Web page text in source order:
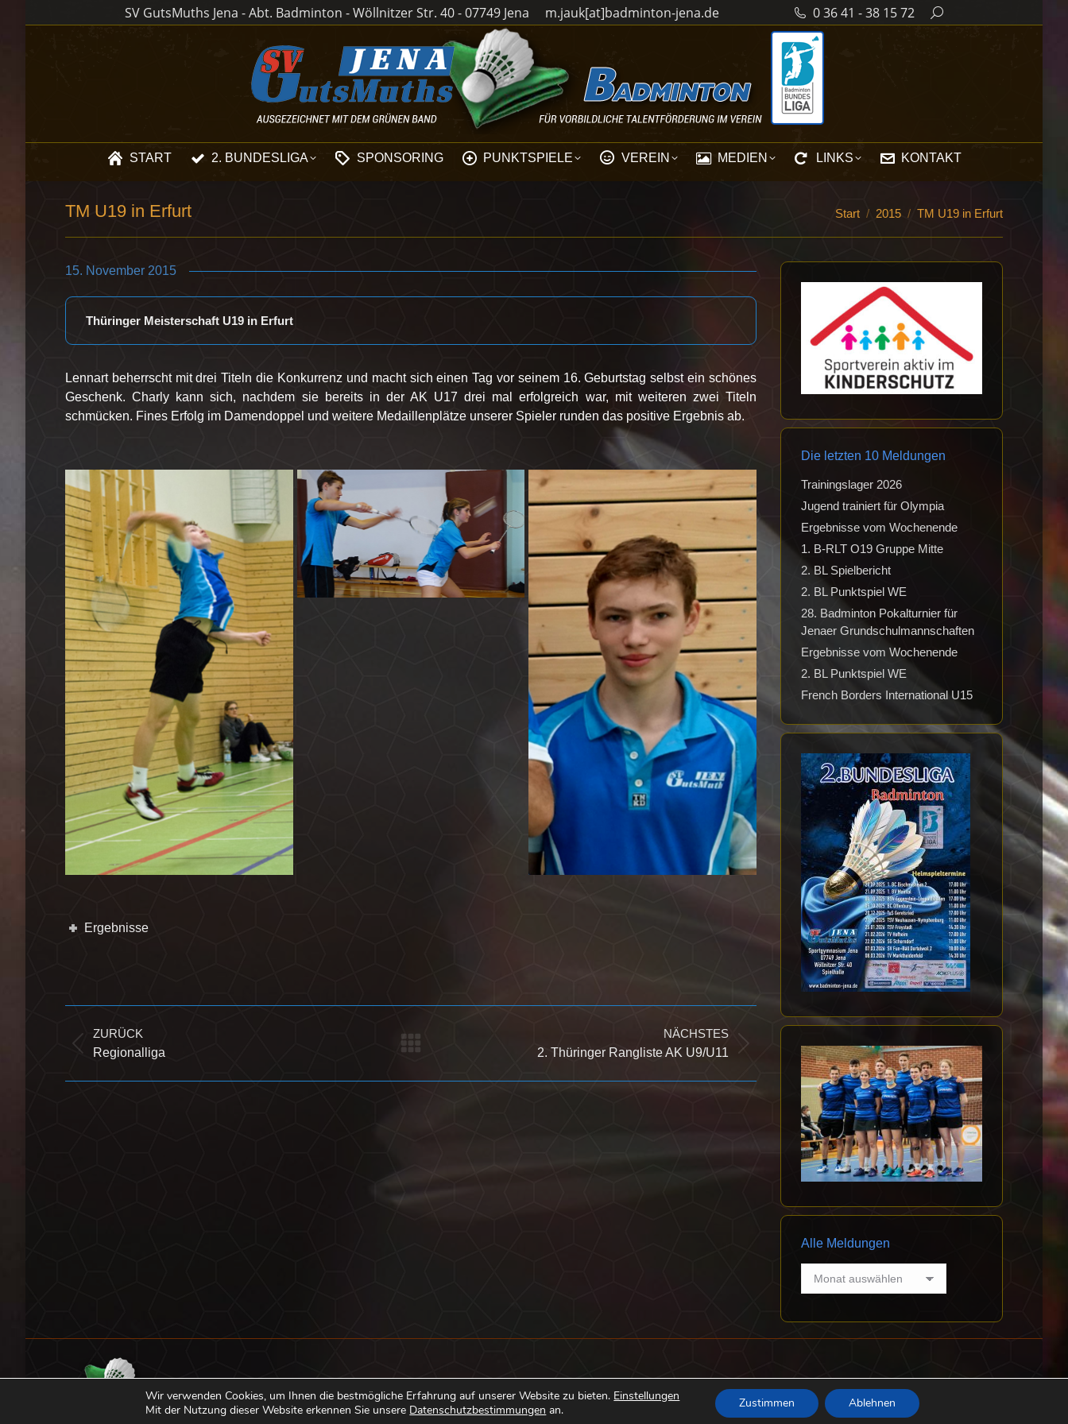
SV GutsMuths Jena - Abt. Badminton - Wöllnitzer Str. 40 - 07749 Jena m.jauk[at]badminton-jena.de 0 36 41 - 38 15 72 Search:
START 2. BUNDESLIGA SPONSORING PUNKTSPIELE VEREIN MEDIEN LINKS KONTAKT
TM U19 in Erfurt Sie befinden sich hier:
Start 2015 TM U19 in Erfurt
15. November 2015
Thüringer Meisterschaft U19 in Erfurt
Lennart beherrscht mit drei Titeln die Konkurrenz und macht sich einen Tag vor seinem 16. Geburtstag selbst ein schönes
Geschenk. Charly kann sich, nachdem sie bereits in der AK U17 drei mal erfolgreich war, mit weiteren zwei Titeln
schmücken. Fines Erfolg im Damendoppel und weitere Medaillenplätze unserer Spieler runden das positive Ergebnis ab.
Ergebnisse
ZURÜCK
Vorheriger
Regionalliga
NÄCHSTES
2. Thüringer Rangliste AK U9/U11
Die letzten 10 Meldungen
Trainingslager 2026
Jugend trainiert für Olympia
Ergebnisse vom Wochenende
1. B-RLT O19 Gruppe Mitte
2. BL Spielbericht
2. BL Punktspiel WE
28. Badminton Pokalturnier für
Jenaer Grundschulmannschaften
Ergebnisse vom Wochenende
2. BL Punktspiel WE
French Borders International U15
Alle Meldungen
Alle
Wir verwenden Cookies, um Ihnen die bestmögliche Erfahrung auf unserer Website zu bieten. Einstellungen
Mit der Nutzung dieser Website erkennen Sie unsere Datenschutzbestimmungen an. Zustimmen Ablehnen